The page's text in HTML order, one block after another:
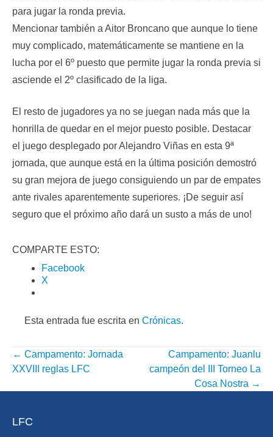
para jugar la ronda previa.
Mencionar también a Aitor Broncano que aunque lo tiene
muy complicado, matemáticamente se mantiene en la
lucha por el 6º puesto que permite jugar la ronda previa si
asciende el 2º clasificado de la liga.
El resto de jugadores ya no se juegan nada más que la
honrilla de quedar en el mejor puesto posible. Destacar
el juego desplegado por Alejandro Viñas en esta 9ª
jornada, que aunque está en la última posición demostró
su gran mejora de juego consiguiendo un par de empates
ante rivales aparentemente superiores. ¡De seguir así
seguro que el próximo año dará un susto a más de uno!
COMPARTE ESTO:
Facebook
X
Esta entrada fue escrita en Crónicas.
NAVEGACIÓN
← Campamento: Jornada
XXVIII reglas LFC
Campamento: Juanlu
campeón del III Torneo La
Cosa Nostra →
LFC